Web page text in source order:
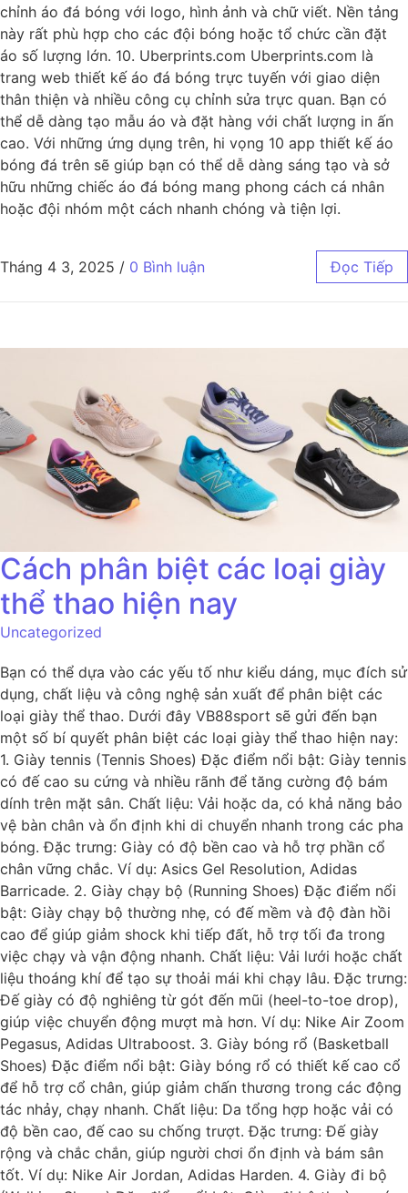
chỉnh áo đá bóng với logo, hình ảnh và chữ viết. Nền tảng
này rất phù hợp cho các đội bóng hoặc tổ chức cần đặt
áo số lượng lớn. 10. Uberprints.com Uberprints.com là
trang web thiết kế áo đá bóng trực tuyến với giao diện
thân thiện và nhiều công cụ chỉnh sửa trực quan. Bạn có
thể dễ dàng tạo mẫu áo và đặt hàng với chất lượng in ấn
cao. Với những ứng dụng trên, hi vọng 10 app thiết kế áo
bóng đá trên sẽ giúp bạn có thể dễ dàng sáng tạo và sở
hữu những chiếc áo đá bóng mang phong cách cá nhân
hoặc đội nhóm một cách nhanh chóng và tiện lợi.
Tháng 4 3, 2025 / 0 Bình luận Đọc Tiếp
Cách phân biệt các loại giày
thể thao hiện nay
Uncategorized
Bạn có thể dựa vào các yếu tố như kiểu dáng, mục đích sử
dụng, chất liệu và công nghệ sản xuất để phân biệt các
loại giày thể thao. Dưới đây VB88sport sẽ gửi đến bạn
một số bí quyết phân biệt các loại giày thể thao hiện nay:
1. Giày tennis (Tennis Shoes) Đặc điểm nổi bật: Giày tennis
có đế cao su cứng và nhiều rãnh để tăng cường độ bám
dính trên mặt sân. Chất liệu: Vải hoặc da, có khả năng bảo
vệ bàn chân và ổn định khi di chuyển nhanh trong các pha
bóng. Đặc trưng: Giày có độ bền cao và hỗ trợ phần cổ
chân vững chắc. Ví dụ: Asics Gel Resolution, Adidas
Barricade. 2. Giày chạy bộ (Running Shoes) Đặc điểm nổi
bật: Giày chạy bộ thường nhẹ, có đế mềm và độ đàn hồi
cao để giúp giảm shock khi tiếp đất, hỗ trợ tối đa trong
việc chạy và vận động nhanh. Chất liệu: Vải lưới hoặc chất
liệu thoáng khí để tạo sự thoải mái khi chạy lâu. Đặc trưng:
Đế giày có độ nghiêng từ gót đến mũi (heel-to-toe drop),
giúp việc chuyển động mượt mà hơn. Ví dụ: Nike Air Zoom
Pegasus, Adidas Ultraboost. 3. Giày bóng rổ (Basketball
Shoes) Đặc điểm nổi bật: Giày bóng rổ có thiết kế cao cổ
để hỗ trợ cổ chân, giúp giảm chấn thương trong các động
tác nhảy, chạy nhanh. Chất liệu: Da tổng hợp hoặc vải có
độ bền cao, đế cao su chống trượt. Đặc trưng: Đế giày
rộng và chắc chắn, giúp người chơi ổn định và bám sân
tốt. Ví dụ: Nike Air Jordan, Adidas Harden. 4. Giày đi bộ